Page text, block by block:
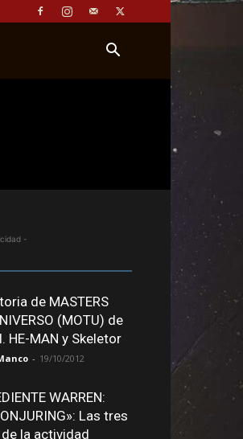
-
de MASTERS
(MOTU) de
HE-MAN y Skeletor
- 19/10/2012
WARREN:
Las tres
la actividad